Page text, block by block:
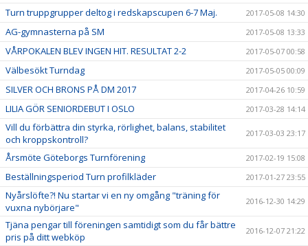
Turn truppgrupper deltog i redskapscupen 6-7 Maj. 2017-05-08 14:30
AG-gymnasterna på SM 2017-05-08 13:33
VÅRPOKALEN BLEV INGEN HIT. RESULTAT 2-2 2017-05-07 00:58
Välbesökt Turndag 2017-05-05 00:09
SILVER OCH BRONS PÅ DM 2017 2017-04-26 10:59
LILIA GÖR SENIORDEBUT I OSLO 2017-03-28 14:14
Vill du förbättra din styrka, rörlighet, balans, stabilitet
och kroppskontroll?
2017-03-03 23:17
Årsmöte Göteborgs Turnförening 2017-02-19 15:08
Beställningsperiod Turn profilkläder 2017-01-27 23:55
Nyårslöfte?! Nu startar vi en ny omgång "träning för
vuxna nybörjare"
2016-12-30 14:29
Tjäna pengar till föreningen samtidigt som du får bättre
pris på ditt webköp
2016-12-07 21:22